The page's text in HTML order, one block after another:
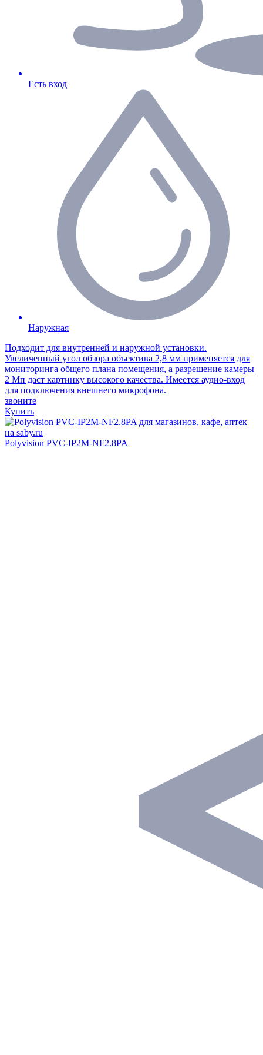
Есть вход
Наружная
Подходит для внутренней и наружной установки.
Увеличенный угол обзора объектива 2,8 мм применяется для
мониторинга общего плана помещения, а разрешение камеры
2 Мп даст картинку высокого качества. Имеется аудио-вход
для подключения внешнего микрофона.
звоните
Купить
Polyvision PVC-IP2M-NF2.8PA